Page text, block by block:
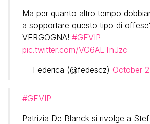
Ma per quanto altro tempo
a sopportare questo tipo di
VERGOGNA! #GFVIP
pic.twitter.com/VG6AETnJzc
— Federica (@fedescz) October
#GFVIP
Patrizia De Blanck si rivolge a